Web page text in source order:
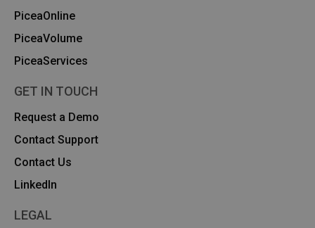
PiceaOnline
PiceaVolume
PiceaServices
GET IN TOUCH
Request a Demo
Contact Support
Contact Us
Linkedln
LEGAL